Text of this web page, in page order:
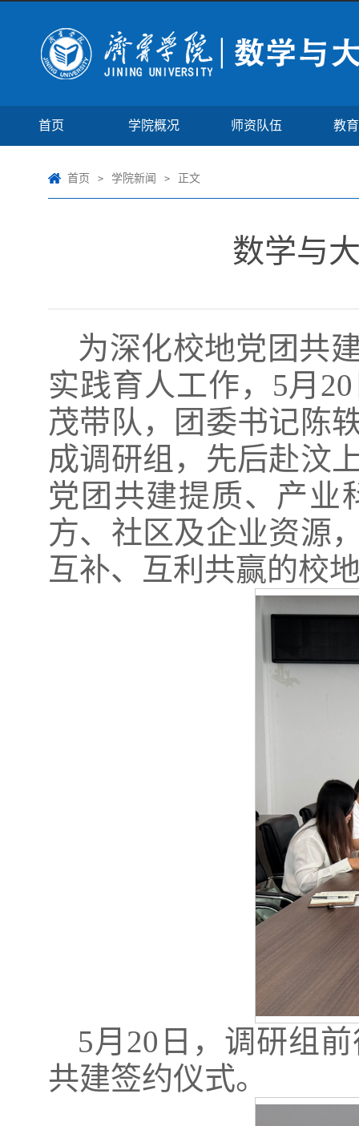
首页 学院概况 师资队伍 教
首页 > 学院新闻 > 正文
数学与
为深化校地党团共
实践育人工作，5月
茂带队，团委书记陈
成调研组，先后赴汶
党团共建提质、产业
方、社区及企业资源
互补、互利共赢的校
5月20日，调研组
共建签约仪式。